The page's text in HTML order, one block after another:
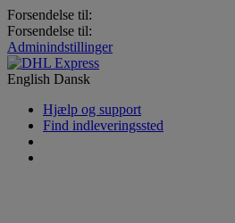
Forsendelse til:
Forsendelse til:
Adminindstillinger
English Dansk
Hjælp og support
Find indleveringssted